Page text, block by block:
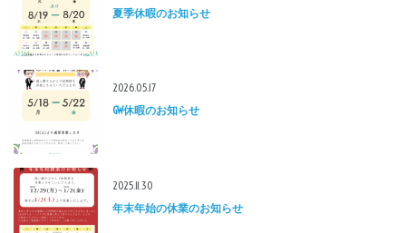
夏季休暇のお知らせ
2026.05.17
GW休暇のお知らせ
2025.11.30
年末年始の休業のお知らせ